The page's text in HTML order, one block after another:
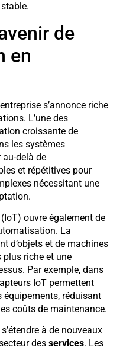
de
en
s’annonce riche
L’une des
croissante de
les systèmes
au-delà de
et répétitives pour
nécessitant une
(IoT) ouvre également de
La
d’objets et de machines
plus riche et une
Par exemple, dans
IoT permettent
équipements, réduisant
coûts de maintenance.
à de nouveaux
des services. Les